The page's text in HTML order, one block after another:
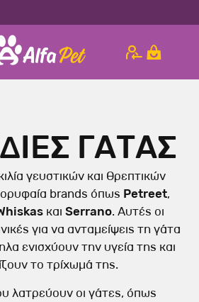
ΓΑΤΑΣ
γευστικών και θρεπτικών
brands όπως Petreet,
και Serrano. Αυτές οι
για να ανταμείψεις τη γάτα
ενισχύουν την υγεία της και
το τρίχωμά της.
λατρεύουν οι γάτες, όπως